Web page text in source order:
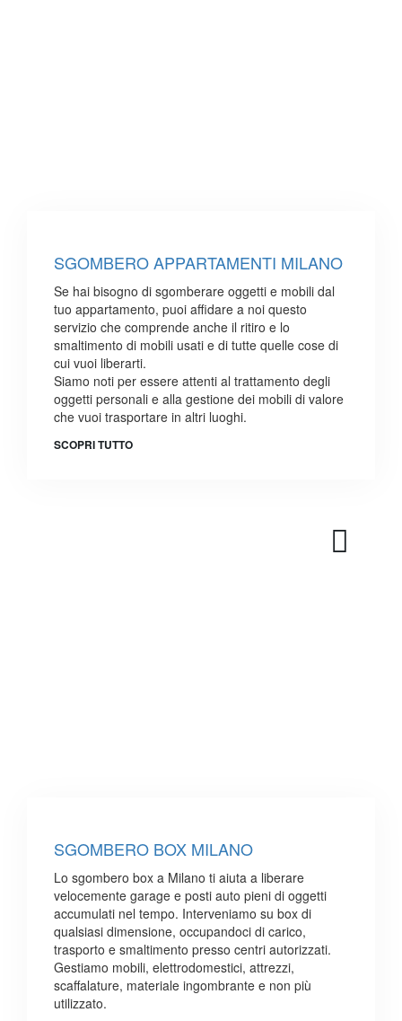
SGOMBERO APPARTAMENTI MILANO
Se hai bisogno di sgomberare oggetti e mobili dal
tuo appartamento, puoi affidare a noi questo
servizio che comprende anche il ritiro e lo
smaltimento di mobili usati e di tutte quelle cose di
cui vuoi liberarti.
Siamo noti per essere attenti al trattamento degli
oggetti personali e alla gestione dei mobili di valore
che vuoi trasportare in altri luoghi.
SCOPRI TUTTO
SGOMBERO BOX MILANO
Lo sgombero box a Milano ti aiuta a liberare
velocemente garage e posti auto pieni di oggetti
accumulati nel tempo. Interveniamo su box di
qualsiasi dimensione, occupandoci di carico,
trasporto e smaltimento presso centri autorizzati.
Gestiamo mobili, elettrodomestici, attrezzi,
scaffalature, materiale ingombrante e non più
utilizzato.